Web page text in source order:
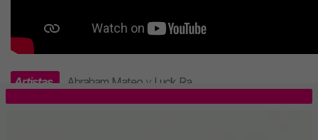
Artistas Abraham Mateo y Luck Ra